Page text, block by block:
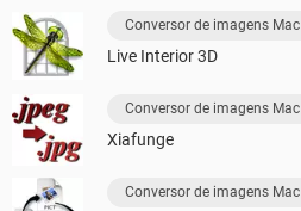
Conversor de imagens Mac
Live Interior 3D
Conversor de imagens Mac
Xiafunge
Conversor de imagens Mac